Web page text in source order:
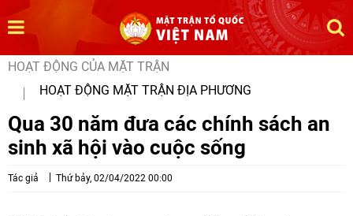
HOẠT ĐỘNG CỦA MẶT TRẬN
HOẠT ĐỘNG MẶT TRẬN ĐỊA PHƯƠNG
Qua 30 năm đưa các chính sách an
sinh xã hội vào cuộc sống
Tác giả Thứ bảy, 02/04/2022 00:00